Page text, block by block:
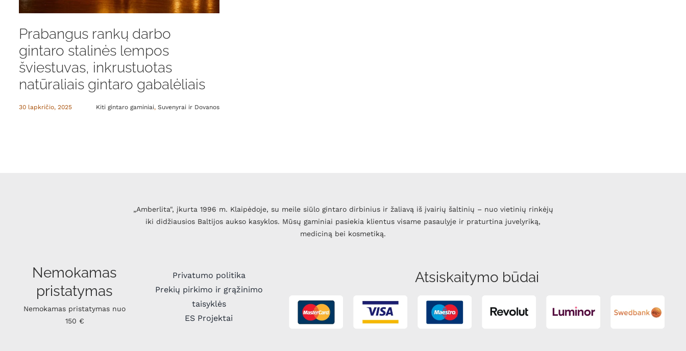
Prabangus rankų darbo
gintaro stalinės lempos
šviestuvas, inkrustuotas
natūraliais gintaro gabalėliais
30 lapkričio, 2025 Kiti gintaro gaminiai, Suvenyrai ir Dovanos
„Amberlita", įkurta 1996 m. Klaipėdoje, su meile siūlo gintaro dirbinius ir žaliavą iš įvairių šaltinių – nuo vietinių rinkėjų
iki didžiausios Baltijos aukso kasyklos. Mūsų gaminiai pasiekia klientus visame pasaulyje ir praturtina juvelyriką,
mediciną bei kosmetiką.
Nemokamas
pristatymas
Nemokamas pristatymas nuo
150 €
Privatumo politika
Prekių pirkimo ir grąžinimo
taisyklės
ES Projektai
Atsiskaitymo būdai